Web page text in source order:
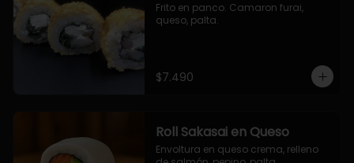
Frito en panco. Camaron furai,
queso, palta.
$7.490
Roll Sakasai en Queso
Envoltura en queso crema, relleno